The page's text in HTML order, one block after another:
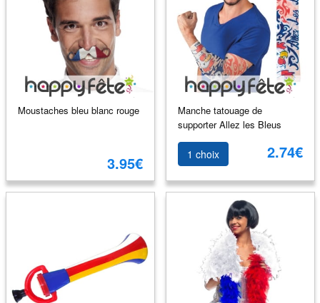
Moustaches bleu blanc rouge
3.95€
Manche tatouage de
supporter Allez les Bleus
1 choix 2.74€